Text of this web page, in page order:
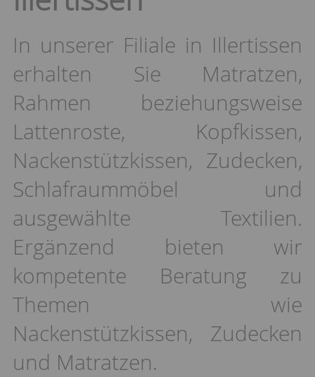
In unserer Filiale in Illertissen
erhalten Sie Matratzen,
Rahmen beziehungsweise
Lattenroste, Kopfkissen,
Nackenstützkissen, Zudecken,
Schlafraummöbel und
ausgewählte Textilien.
Ergänzend bieten wir
kompetente Beratung zu
Themen wie
Nackenstützkissen, Zudecken
und Matratzen.